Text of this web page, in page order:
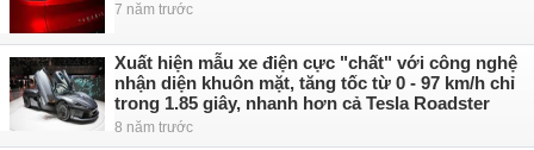
7 năm trước
Xuất hiện mẫu xe điện cực "chất" với công nghệ
nhận diện khuôn mặt, tăng tốc từ 0 - 97 km/h chỉ
trong 1.85 giây, nhanh hơn cả Tesla Roadster
8 năm trước